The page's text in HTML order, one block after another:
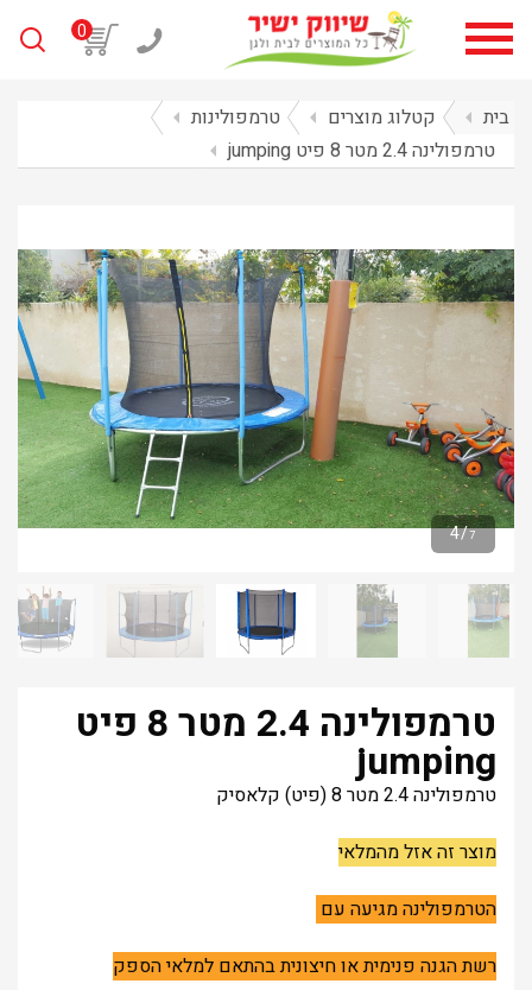
0
בית arrow_left קטלוג מוצרים arrow_left טרמפולינות arrow_left
טרמפולינה 2.4 מטר 8 פיט jumping
arrow_left
4/7
טרמפולינה 2.4 מטר 8 פיט
jumping
טרמפולינה 2.4 מטר 8 (פיט) קלאסיק
מוצר זה אזל מהמלאי
הטרמפולינה מגיעה עם
רשת הגנה פנימית או חיצונית בהתאם למלאי הספק